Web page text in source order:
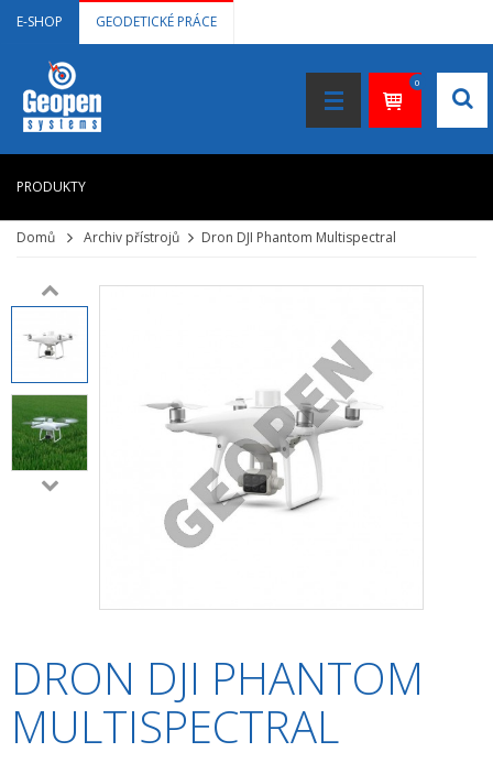
E-SHOP GEODETICKÉ PRÁCE
0
PRODUKTY
HOME
LASEROVÉ DÁLKOMĚRY
NIVELAČNÍ PŘÍSTROJE
DOKUMENTACE VE 3D
GNSS, GPS MĚŘENÍ
ODOLNÉ RUČNÍ POČÍTAČE A TABLETY
OSTATNÍ STAVEBNÍ MĚŘIDLA
Domů Archiv přístrojů Dron DJI Phantom Multispectral
DRON DJI PHANTOM
MULTISPECTRAL